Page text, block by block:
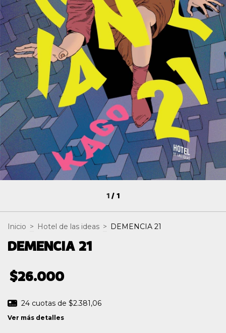
1/1
Inicio > Hotel de las ideas > DEMENCIA 21
DEMENCIA 21
$26.000
24 cuotas de $2.381,06
Ver más detalles